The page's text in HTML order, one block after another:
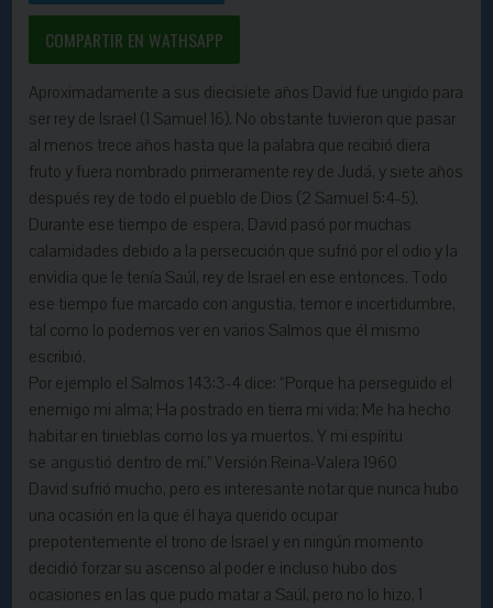
COMPARTIR EN WATHSAPP
Aproximadamente a sus diecisiete años David fue ungido para
ser rey de Israel (1 Samuel 16). No obstante tuvieron que pasar
al menos trece años hasta que la palabra que recibió diera
fruto y fuera nombrado primeramente rey de Judá, y siete años
después rey de todo el pueblo de Dios (2 Samuel 5:4-5).
Durante ese tiempo de espera, David pasó por muchas
calamidades debido a la persecución que sufrió por el odio y la
envidia que le tenía Saúl, rey de Israel en ese entonces. Todo
ese tiempo fue marcado con angustia, temor e incertidumbre,
tal como lo podemos ver en varios Salmos que él mismo
escribió.
Por ejemplo el Salmos 143:3-4 dice: “Porque ha perseguido el
enemigo mi alma; Ha postrado en tierra mi vida; Me ha hecho
habitar en tinieblas como los ya muertos. Y mi espíritu
se angustió dentro de mí.” Versión Reina-Valera 1960
David sufrió mucho, pero es interesante notar que nunca hubo
una ocasión en la que él haya querido ocupar
prepotentemente el trono de Israel y en ningún momento
decidió forzar su ascenso al poder e incluso hubo dos
ocasiones en las que pudo matar a Saúl, pero no lo hizo, 1